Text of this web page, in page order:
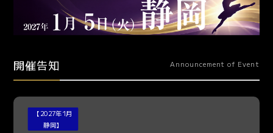
開催告知 Announcement of Event
【2027年1月
静岡】